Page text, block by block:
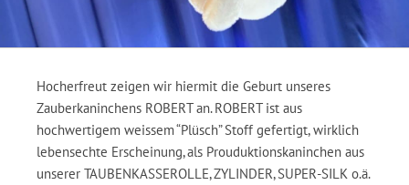
Hocherfreut zeigen wir hiermit die Geburt unseres
Zauberkaninchens ROBERT an. ROBERT ist aus
hochwertigem weissem “Plüsch” Stoff gefertigt, wirklich
lebensechte Erscheinung, als Prouduktionskaninchen aus
unserer TAUBENKASSEROLLE, ZYLINDER, SUPER-SILK o.ä.